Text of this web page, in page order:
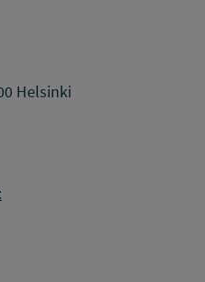
kohteessa: YouTube
kohteessa:kohteessa:
Helsinki